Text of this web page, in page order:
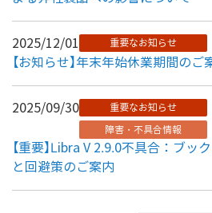
2025/12/01 重要なお知らせ
【お知らせ】年末年始休業期間のご
2025/09/30
重要なお知らせ
障害・不具合情報
【重要】Libra V 2.9.0不具合：ブッ
と回避策のご案内